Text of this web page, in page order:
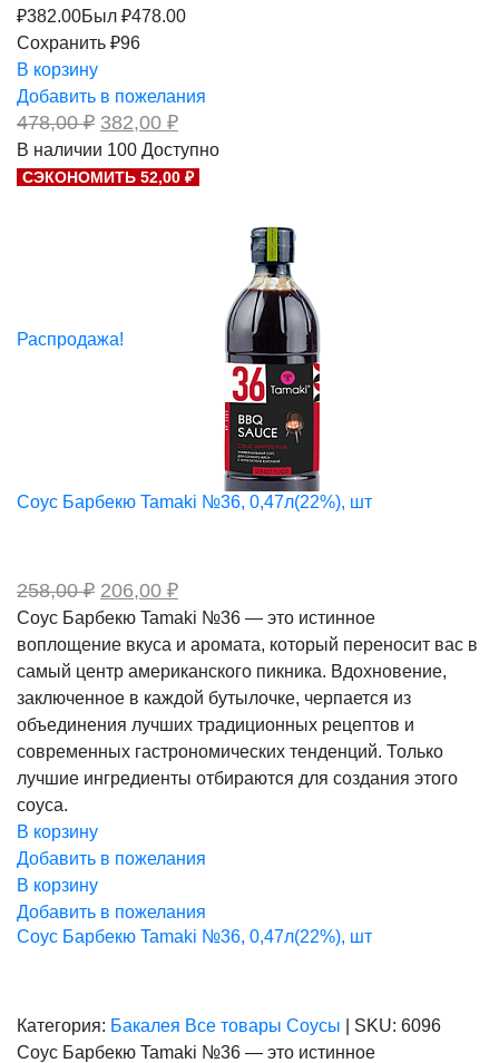
₽382.00Был ₽478.00
Сохранить ₽96
В корзину
Добавить в пожелания
478,00₽ Первоначальная
цена
составляла
478,00 ₽.
382,00 ₽Текущая
382,00 ₽.
В наличии 100 Доступно
СЭКОНОМИТЬ 52,00 ₽
Распродажа!
Соус Барбекю Tamaki №36, 0,47л(22%), шт
258,00₽ Первоначальная
цена
составляла
258,00 ₽.
206,00 ₽Текущая
цена:
206,00 ₽.
Соус Барбекю Tamaki №36 — это истинное
воплощение вкуса и аромата, который переносит вас в
самый центр американского пикника. Вдохновение,
заключенное в каждой бутылочке, черпается из
объединения лучших традиционных рецептов и
современных гастрономических тенденций. Только
лучшие ингредиенты отбираются для создания этого
соуса.
В корзину
Добавить в пожелания
В корзину
Добавить в пожелания
Соус Барбекю Tamaki №36, 0,47л(22%), шт
Категория: Бакалея Все товары Соусы SKU: 6096
Соус Барбекю Tamaki №36 — это истинное